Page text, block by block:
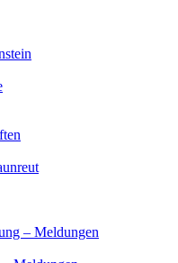
– Meldungen